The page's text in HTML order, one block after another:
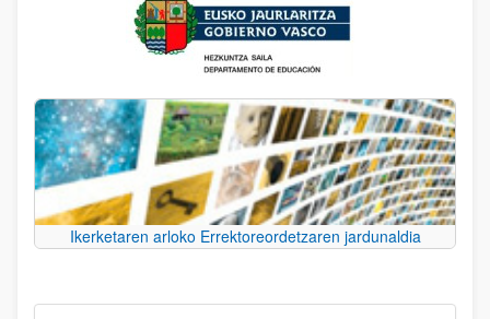
Ikerketaren arloko Errektoreordetzaren jardunaldia